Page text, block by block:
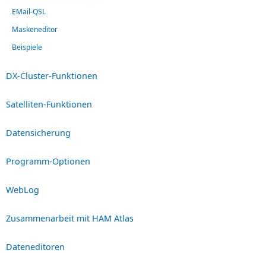
EMail-QSL
Maskeneditor
Beispiele
DX-Cluster-Funktionen
Satelliten-Funktionen
Datensicherung
Programm-Optionen
WebLog
Zusammenarbeit mit HAM Atlas
Dateneditoren